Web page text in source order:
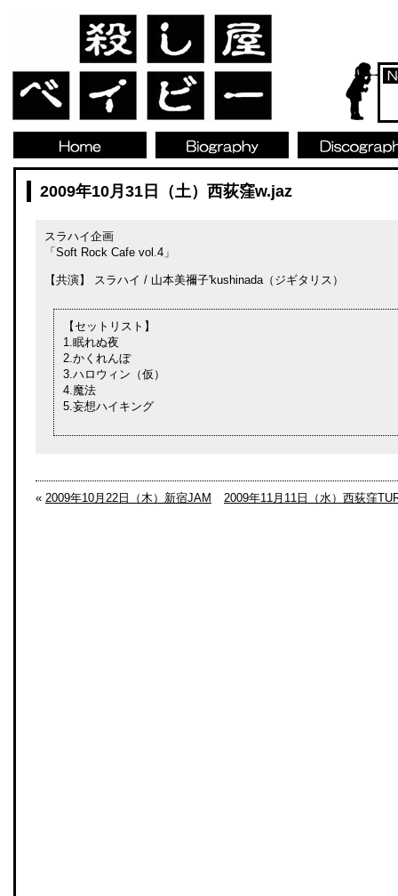
2009年10月31日（土）西荻窪w.jaz
スラハイ企画
「Soft Rock Cafe vol.4」
【共演】 スラハイ / 山本美禰子'kushinada（ジギタリス）
【セットリスト】
1.眠れぬ夜
2.かくれんぼ
3.ハロウィン（仮）
4.魔法
5.妄想ハイキング
« 2009年10月22日（木）新宿JAM 2009年11月11日（水）西荻窪